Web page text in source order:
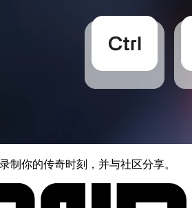
制你的传奇时刻，并与社区分享。